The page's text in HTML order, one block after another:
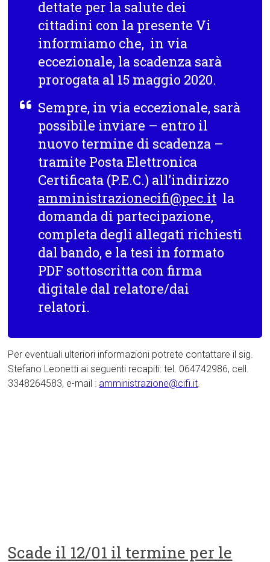
dettate per la salute dei
cittadini con la presente Vi
informiamo che, in via
eccezionale, la scadenza sarà
prorogata al 15 maggio 2020.
Sempre, in via eccezionale, sarà
possibile inviare – entro il
nuovo termine di scadenza –
tramite Posta Elettronica
Certificata (P.E.C.) all’indirizzo
amministrazionecifi@pec.it la
domanda di partecipazione,
completa degli allegati richiesti
dal bando, e la tesi in formato
PDF sottoscritta con firma
digitale dal relatore/dai
relatori.
Per eventuali ulteriori informazioni potrete contattare il sig.
Stefano Leonetti ai seguenti recapiti: tel. 064742986, cell.
3348264583, e-mail : amministrazione@cifi.it.
Scade il 12/01 il termine per le